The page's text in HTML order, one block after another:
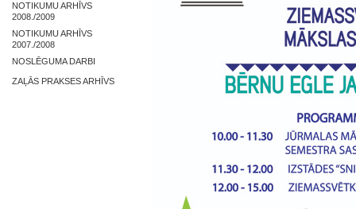
NOTIKUMU ARHĪVS
2008./2009
NOTIKUMU ARHĪVS
2007./2008
NOSLĒGUMA DARBI
ZAĻĀS PRAKSES ARHĪVS